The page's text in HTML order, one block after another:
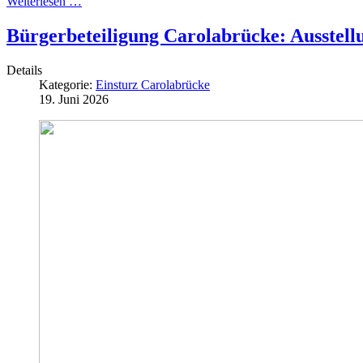
Bürgerbeteiligung Carolabrücke:
Details
Kategorie: Einsturz Carolabrücke
19. Juni 2026